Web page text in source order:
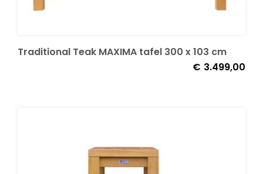
Traditional Teak MAXIMA tafel 300 x 103 cm
€ 3.499,00